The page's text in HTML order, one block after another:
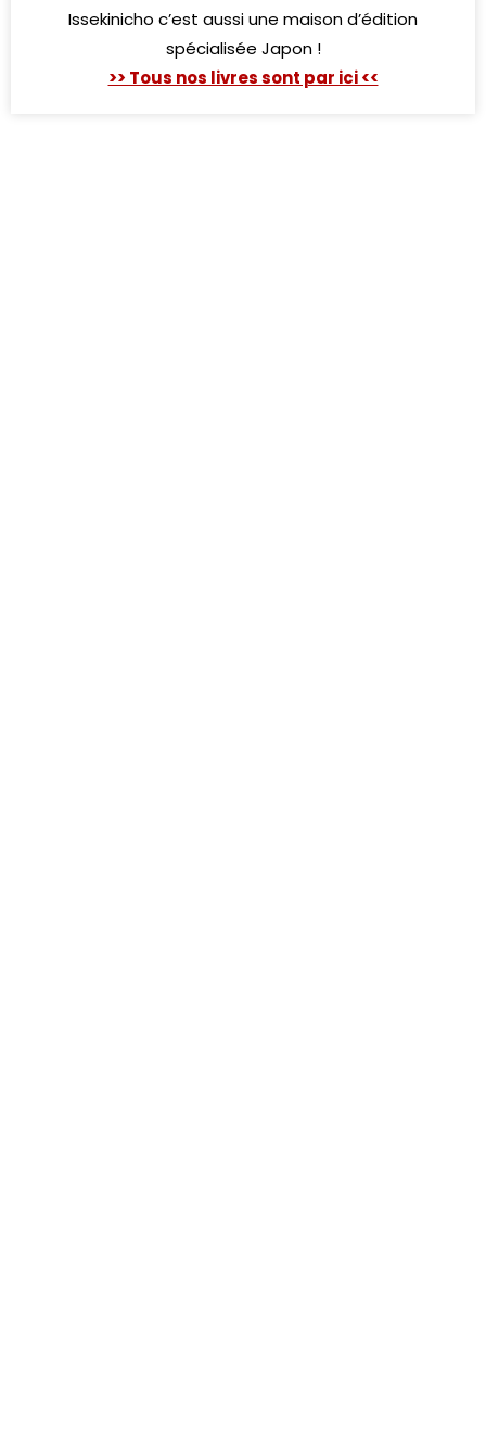
Issekinicho c’est aussi une maison d’édition
spécialisée Japon !
>> Tous nos livres sont par ici <<